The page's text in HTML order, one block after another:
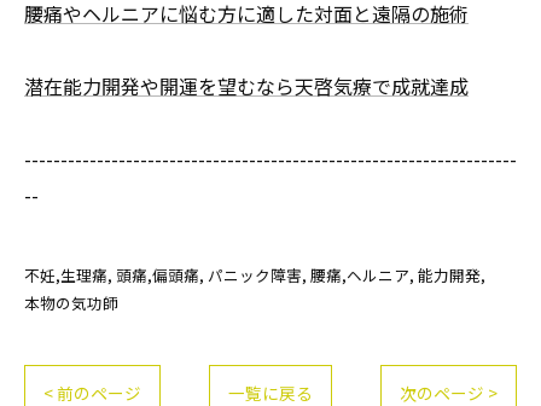
腰痛やヘルニアに悩む方に適した対面と遠隔の施術
潜在能力開発や開運を望むなら天啓気療で成就達成
--------------------------------------------------------------------
--
不妊,生理痛 頭痛,偏頭痛 パニック障害 腰痛,ヘルニア 能力開発
本物の気功師
< 前のページ 一覧に戻る 次のページ >